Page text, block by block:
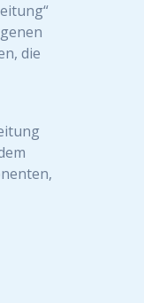
die